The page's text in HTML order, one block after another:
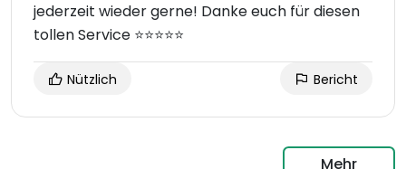
jederzeit wieder gerne! Danke euch für diesen
tollen Service ⭐⭐⭐⭐⭐
Nützlich Bericht
Mehr